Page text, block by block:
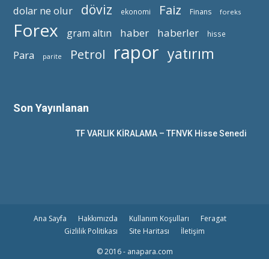
dolar ne olur döviz ekonomi Faiz Finans foreks
Forex gram altın haber haberler hisse
Para parite Petrol rapor yatırım
Son Yayınlanan
TF VARLIK KİRALAMA – TFNVK Hisse Senedi
Ana Sayfa Hakkımızda Kullanım Koşulları
Feragat
Gizlilik Politikası
Site Haritası
İletişim
© 2016 - anapara.com